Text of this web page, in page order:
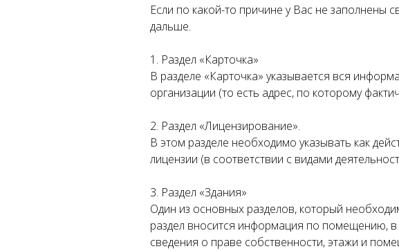
Если по какой-то причине у Вас не заполнены
дальше.
1. Раздел «Карточка»
В разделе «Карточка» указывается вся
организации (то есть адрес, по которому
2. Раздел «Лицензирование».
В этом разделе необходимо указывать как
лицензии (в соответствии с видами
3. Раздел «Здания»
Один из основных разделов, который
раздел вносится информация по помещению, в
сведения о праве собственности, этажи и